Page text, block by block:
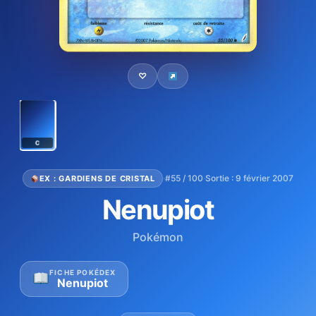
♡
C
EX : GARDIENS DE CRISTAL ·#55 / 100·Sortie : 9 février 2007
Nenupiot
Pokémon
FICHE POKÉDEX
Nenupiot